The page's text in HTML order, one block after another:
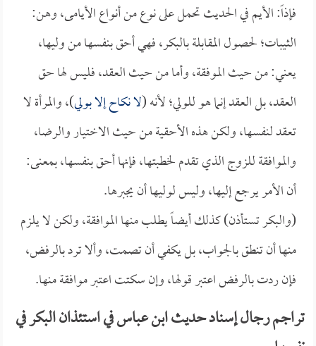
فإذاً: الأيم في الحديث تحمل على نوع من أنواع الأيامى، وهن:
الثيبات؛ لحصول المقابلة بالبكر، فهي أحق بنفسها من وليها،
يعني: من حيث الموفقة، وأما من حيث العقد، فليس لها حق
العقد، بل العقد إنما هو للولي؛ لأنه (لا نكاح إلا بولي)، والمرأة لا
تعقد لنفسها، ولكن هذه الأحقية من حيث الاختيار والرضا،
والموافقة للزوج الذي تقدم لخطبتها، فإنها أحق بنفسها، بمعنى:
أن الأمر يرجع إليها، وليس لوليها أن يجبرها.
(والبكر تستأذن) كذلك أيضاً يطلب منها الموافقة، ولكن لا يلزم
منها أن تنطق بالجواب، بل يكفي أن تصمت، وألا ترد بالرفض،
فإن ردت بالرفض اعتبر قولها، وإن سكتت اعتبر موافقة منها.
تراجم رجال إسناد حديث ابن عباس في استئذان البكر في